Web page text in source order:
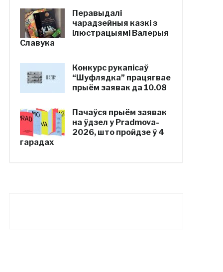
Перавыдалі
чарадзейныя казкі з
ілюстрацыямі Валерыя
Славука
Конкурс рукапісаў
“Шуфлядка” працягвае
прыём заявак да 10.08
Пачаўся прыём заявак
на ўдзел у Pradmova-
2026, што пройдзе ў 4
гарадах